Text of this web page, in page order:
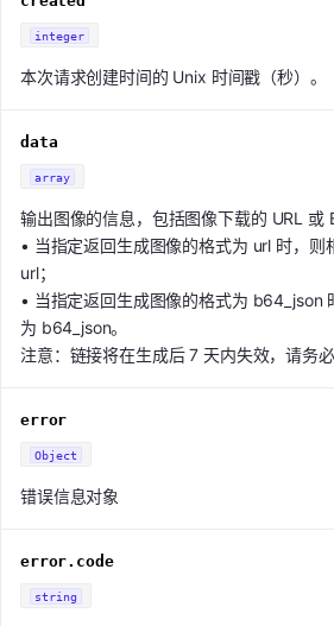
integer
本次请求创建时间的 Unix 时间戳（秒）。
data
array
输出图像的信息，包括图像下载的 URL 或
• 当指定返回生成图像的格式为 url 时，则
url；
• 当指定返回生成图像的格式为 b64_json
为 b64_json。
注意：链接将在生成后 7 天内失效，请务必
error
Object
错误信息对象
error.code
string